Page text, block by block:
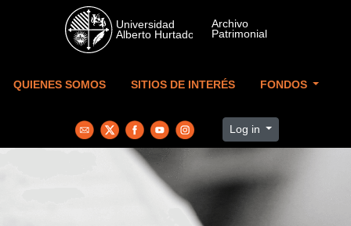
Skip to main content
QUIENES SOMOS SITIOS DE INTERÉS FONDOS
Log in